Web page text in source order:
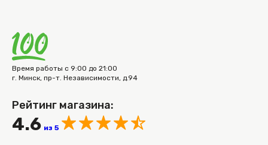
Время работы с 9:00 до 21:00
г. Минск, пр-т. Независимости, д.94
Рейтинг магазина:
4.6 из 5